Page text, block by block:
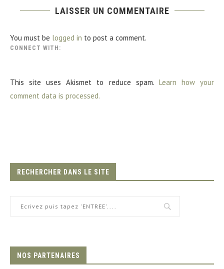
LAISSER UN COMMENTAIRE
You must be logged in to post a comment.
CONNECT WITH:
This site uses Akismet to reduce spam. Learn how your
comment data is processed.
RECHERCHER DANS LE SITE
NOS PARTENAIRES